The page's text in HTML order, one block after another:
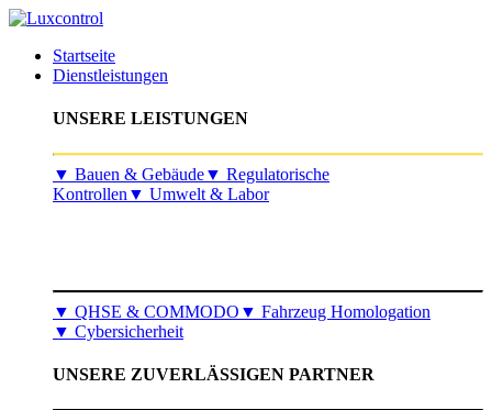
Startseite
Dienstleistungen
UNSERE LEISTUNGEN
​▼ Bauen & Gebäude▼ Regulatorische
Kontrollen ▼ Umwelt & Labor
▼ QHSE & COMMODO ▼ Fahrzeug Homologation
▼ Cybersicherheit
UNSERE ZUVERLÄSSIGEN PARTNER